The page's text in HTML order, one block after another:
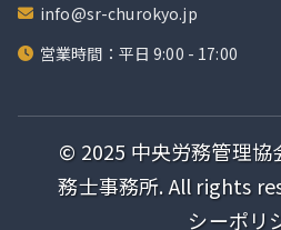
info@sr-churokyo.jp
営業時間：平日 9:00 - 17:00
© 2025 中央労務管理協
務士事務所. All rights
シーポリ